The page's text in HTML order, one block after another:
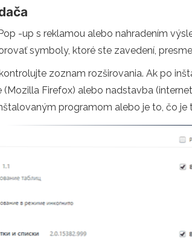
-up s reklamou alebo nahradením
symboly, ktoré ste zavedení,
zoznam rozširovania. Ak po
Firefox) alebo nadstavba
programom alebo je to, čo je